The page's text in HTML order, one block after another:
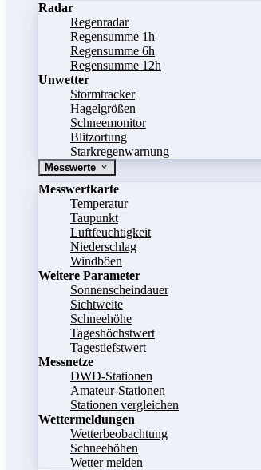
Radar
Regenradar
Regensumme 1h
Regensumme 6h
Regensumme 12h
Unwetter
Stormtracker
Hagelgrößen
Schneemonitor
Blitzortung
Starkregenwarnung
Messwerte
Messwertkarte
Temperatur
Taupunkt
Luftfeuchtigkeit
Niederschlag
Windböen
Weitere Parameter
Sonnenscheindauer
Sichtweite
Schneehöhe
Tageshöchstwert
Tagestiefstwert
Messnetze
DWD-Stationen
Amateur-Stationen
Stationen vergleichen
Wettermeldungen
Wetterbeobachtung
Schneehöhen
Wetter melden